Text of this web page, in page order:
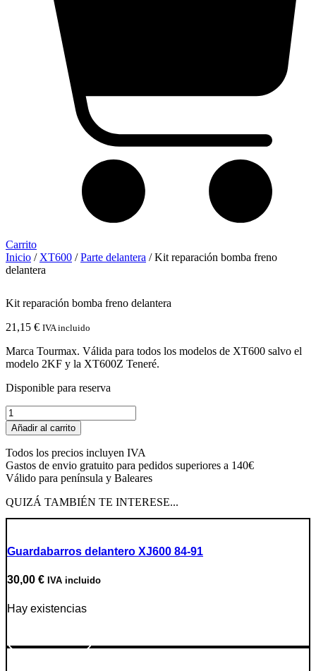
Carrito
Inicio / XT600 /Parte delantera / Kit reparación bomba freno
delantera
Kit reparación bomba freno delantera
21,15 € IVA incluido
Marca Tourmax. Válida para todos los modelos de XT600 salvo el
modelo 2KF y la XT600Z Teneré.
Disponible para reserva
Kit
reparación
bomba
freno
delantera
cantidad
Añadir al carrito
Todos los precios incluyen IVA
Gastos de envio gratuito para pedidos superiores a 140€
Válido para península y Baleares
QUIZÁ TAMBIÉN TE INTERESE...
Guardabarros delantero XJ600 84-91
30,00 € IVA incluido
Hay existencias